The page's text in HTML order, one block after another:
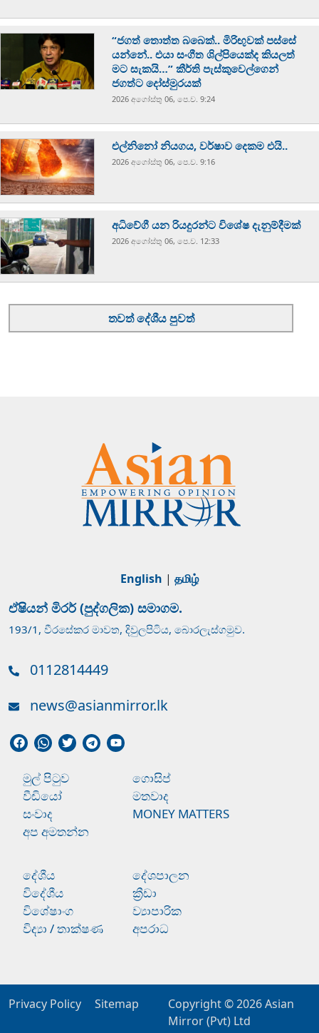
“ජගත් තොත්ත බබෙක්.. මිරිඟුවක් පස්සේ
යන්නේ.. එයා සංගීත ශිල්පියෙක්ද කියලත්
මට සැකයි…” කීර්ති පැස්කුවෙල්ගෙන්
ජගත්ට දෝස්මුරයක්
2026 අගෝස්‍තු 06, පෙ.ව. 9:24
එල්නිනෝ නියගය, වර්ෂාව දෙකම එයි..
2026 අගෝස්‍තු 06, පෙ.ව. 9:16
අධිවේගී යන රියදුරන්ට විශේෂ දැනුම්දීමක්
2026 අගෝස්‍තු 06, පෙ.ව. 12:33
තවත් දේශීය පුවත්
English | தமிழ்
ඒෂියන් මිරර් (පුද්ගලික) සමාගම.
193/1, වීරසේකර මාවත, දිවුලපිටිය, බොරලැස්ගමුව.
0112814449
news@asianmirror.lk
මුල් පිටුව
ගොසිප්
වීඩියෝ
මතවාද
සංවාද
MONEY MATTERS
අප අමතන්න
දේශීය
දේශපාලන
විදේශීය
ක්‍රීඩා
විශේෂාංග
ව්‍යාපාරික
විද්‍යා / තාක්ෂණ
අපරාධ
Privacy Policy Sitemap Copyright © 2026Asian
Mirror (Pvt) Ltd